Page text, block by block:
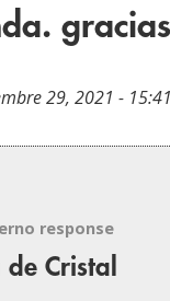
gracias
29, 2021 - 15:41
response
Cristal